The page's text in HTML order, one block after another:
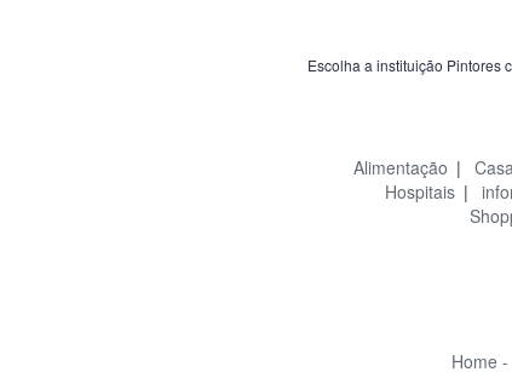
Escolha a instituição Pintores
Alimentação |
Hospitais|
Home -